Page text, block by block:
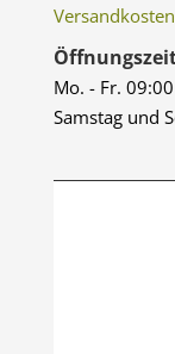
Mo. - Fr.
Samstag und